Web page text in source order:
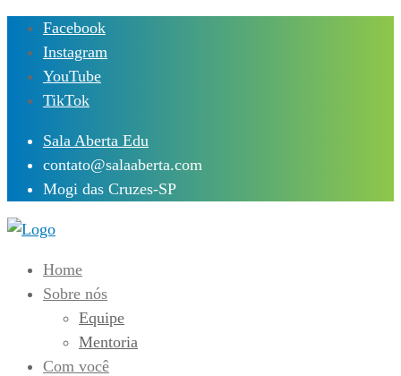
Skip
content
Facebook
Instagram
YouTube
TikTok
Sala Aberta Edu
contato@salaaberta.com
Mogi das Cruzes-SP
Home
Sobre nós
Equipe
Mentoria
Com você